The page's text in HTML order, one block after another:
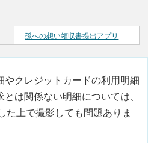
孫への想い領収書提出アプリ
やクレジットカードの利用明細
は関係ない明細については、
た上で撮影しても問題ありま